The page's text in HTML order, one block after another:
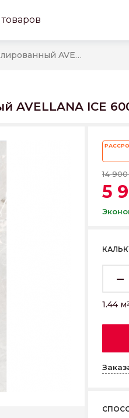
товаров
Керамогранит полированный AVELLANA ICE 600*1200
AVELLANA ICE
14
5
1.44 м2